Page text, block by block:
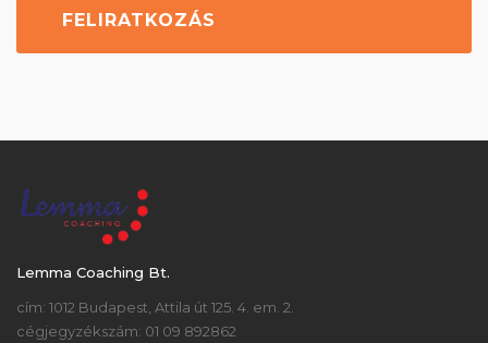
Lemma Coaching Bt.
cím: 1012 Budapest, Attila út 125. 4. em. 2.
cégjegyzékszám: 01 09 892862